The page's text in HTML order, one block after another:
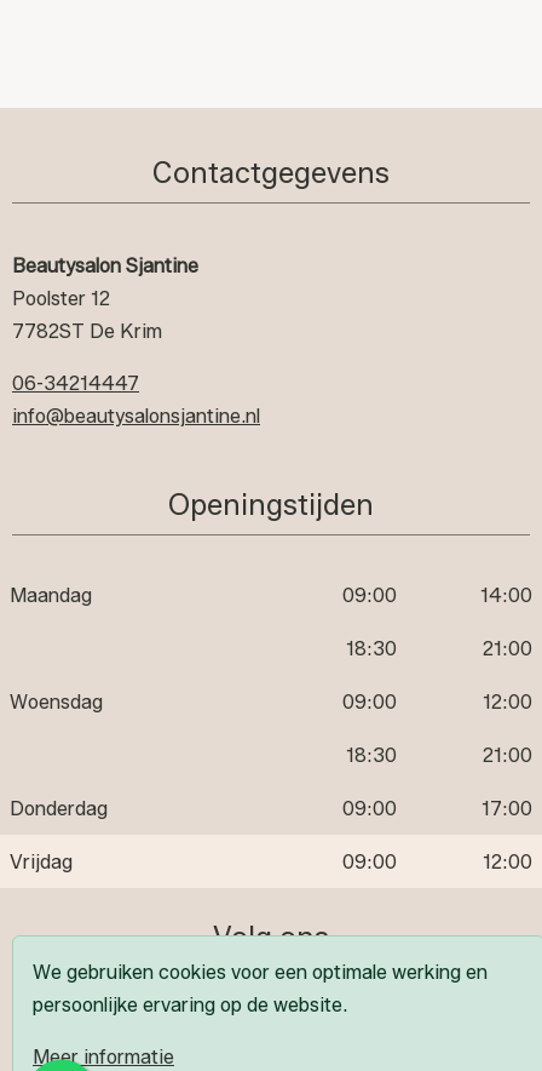
Contactgegevens
Beautysalon Sjantine
Poolster 12
7782ST De Krim
06-34214447
info@beautysalonsjantine.nl
Openingstijden
Maandag 09:00 14:00
18:30 21:00
Woensdag 09:00 12:00
18:30 21:00
Donderdag 09:00 17:00
Vrijdag 09:00 12:00
Volg ons
We gebruiken cookies voor een optimale werking en
persoonlijke ervaring op de website.
Meer informatie